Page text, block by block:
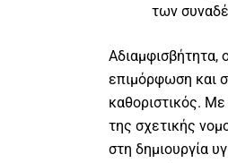
των
Αδιαμφισβήτητα,
επιμόρφωση και
καθοριστικός.
της σχετικής
στη δημιουργία